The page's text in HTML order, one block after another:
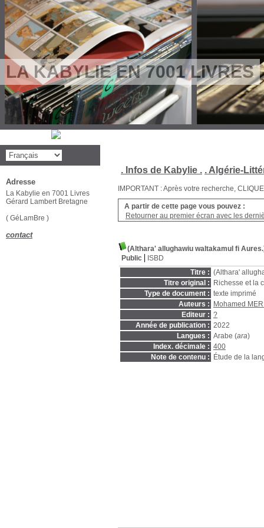
LA KABYLIE EN 7001 LIVRES
. Infos de Kabylie . . Algérie-
IMPORTANT : Après votre recherche,
A partir de cette page vous pouvez :
Retourner au premier écran avec les
(Althara' allughawiu waltakamul fi
Public
ISBD
Titre : (Althara'
Titre original :
Richesse et la
Type de document : texte imprimé
Auteurs :
Mohamed
Editeur : ?
Année de publication : 2022
Langues : Arabe (ara)
Index. décimale : 400
Note de contenu :
Étude de la
Adresse
La Kabylie en 7001 Livres
Gérard Lambert Bretagne
( GéLamBre )
contact